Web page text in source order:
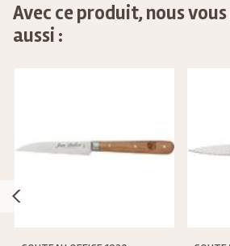
Avec ce produit, nous
aussi :